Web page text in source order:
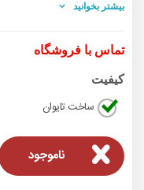
بیشتر بخوانید
تماس با فروشگاه
کیفیت
ساخت تایوان
ناموجود